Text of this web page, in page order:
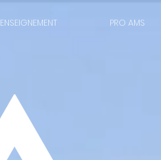
ENSEIGNEMENT PRO AMS